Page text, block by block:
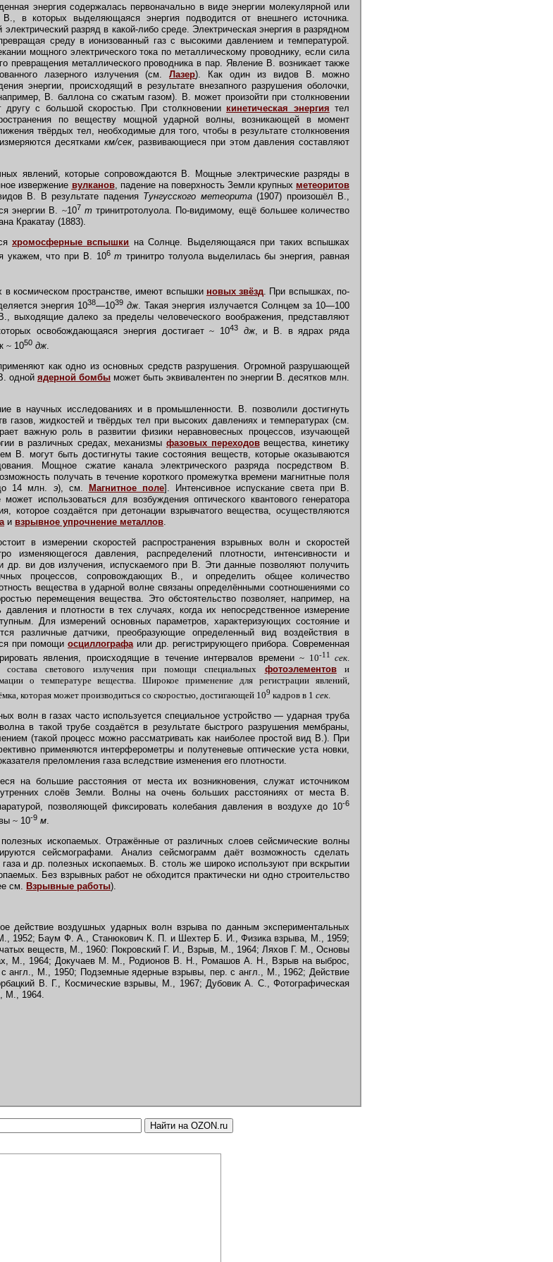
энергия содержалась первоначально в виде энергии молекулярной или
в которых выделяющаяся энергия подводится от внешнего источника.
разряд в какой-либо среде. Электрическая энергия в разрядном
среду в ионизованный газ с высокими давлением и температурой.
мощного электрического тока по металлическому проводнику, если сила
превращения металлического проводника в пар. Явление В. возникает также
лазерного излучения (см.Лазер). Как один из видов В. можно
энергии, происходящий в результате внезапного разрушения оболочки,
В. баллона со сжатым газом). В. может произойти при столкновении
с большой скоростью. При столкновении кинетическая энергия тел
по веществу мощной ударной волны, возникающей в момент
твёрдых тел, необходимые для того, чтобы в результате столкновения
десятками км/сек, развивающиеся при этом давления составляют
явлений, которые сопровождаются В. Мощные электрические разряды в
извержение вулканов, падение на поверхность Земли крупных метеоритов
В. В результате падения Тунгусского метеорита(1907) произошёл В.,
энергии В. ~107 ттринитротолуола. По-видимому, ещё большее количество
Кракатау (1883).
хромосферные вспышки на Солнце. Выделяющаяся при таких вспышках
укажем, что при В. 106 т тринитро толуола выделилась бы энергия, равная
в космическом пространстве, имеют вспышки новых звёзд . При вспышках, по-
энергия 1038—1039 дж. Такая энергия излучается Солнцем за 10—100
выходящие далеко за пределы человеческого воображения, представляют
освобождающаяся энергия достигает~ 1043 дж, и В. в ядрах ряда
~ 1050 дж
как одно из основных средств разрушения. Огромной разрушающей
одной ядерной бомбы может быть эквивалентен по энергии В. десятков млн.
в научных исследованиях и в промышленности. В. позволили достигнуть
газов, жидкостей и твёрдых тел при высоких давлениях и температурах (см.
важную роль в развитии физики неравновесных процессов, изучающей
в различных средах, механизмы фазовых переходоввещества, кинетику
В. могут быть достигнуты такие состояния веществ, которые оказываются
Мощное сжатие канала электрического разряда посредством В.
получать в течение короткого промежутка времени магнитные поля
14 млн. э), см. Магнитное поле]. Интенсивное испускание света при В.
использоваться для возбуждения оптического квантового генератора
которое создаётся при детонации взрывчатого вещества, осуществляются
и взрывное упрочнение металлов
в измерении скоростей распространения взрывных волн и скоростей
изменяющегося давления, распределений плотности, интенсивности и
и др. ви дов излучения, испускаемого при В. Эти данные позволяют получить
процессов, сопровождающих В., и определить общее количество
вещества в ударной волне связаны определёнными соотношениями со
перемещения вещества. Это обстоятельство позволяет, например, на
давления и плотности в тех случаях, когда их непосредственное измерение
Для измерений основных параметров, характеризующих состояние и
различные датчики, преобразующие определенный вид воздействия в
при помощи осциллографа или др. регистрирующего прибора. Современная
явления, происходящие в течение интервалов времени ~ 10-11 сек.
состава светового излучения при помощи специальных фотоэлементови
о температуре вещества. Широкое применение для регистрации явлений,
которая может производиться со скоростью, достигающей 109 кадров в 1 сек
волн в газах часто используется специальное устройство — ударная труба
в такой трубе создаётся в результате быстрого разрушения мембраны,
(такой процесс можно рассматривать как наиболее простой вид В.). При
применяются интерферометры и полутеневые оптические уста новки,
преломления газа вследствие изменения его плотности.
на большие расстояния от места их возникновения, служат источником
слоёв Земли. Волны на очень больших расстояниях от места В.
позволяющей фиксировать колебания давления в воздухе до 10-6
~ 10-9 м.
ископаемых. Отражённые от различных слоев сейсмические волны
сейсмографами. Анализ сейсмограмм даёт возможность сделать
и др. полезных ископаемых. В. столь же широко используют при вскрытии
Без взрывных работ не обходится практически ни одно строительство
см. Взрывные работы).
действие воздушных ударных волн взрыва по данным экспериментальных
1952; Баум Ф. А., Станюкович К. П. и Шехтер Б. И., Физика взрыва, М., 1959;
веществ, М., 1960: Покровский Г. И., Взрыв, М., 1964; Ляхов Г. М., Основы
М., 1964; Докучаев М. М., Родионов В. Н., Ромашов А. Н., Взрыв на выброс,
англ., М., 1950; Подземные ядерные взрывы, пер. с англ., М., 1962; Действие
В. Г., Космические взрывы, М., 1967; Дубовик А. С., Фотографическая
М., 1964.